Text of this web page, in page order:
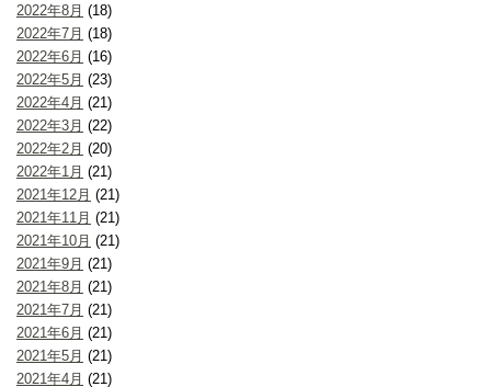
2022年8月 (18)
2022年7月 (18)
2022年6月 (16)
2022年5月 (23)
2022年4月 (21)
2022年3月 (22)
2022年2月 (20)
2022年1月 (21)
2021年12月 (21)
2021年11月 (21)
2021年10月 (21)
2021年9月 (21)
2021年8月 (21)
2021年7月 (21)
2021年6月 (21)
2021年5月 (21)
2021年4月 (21)